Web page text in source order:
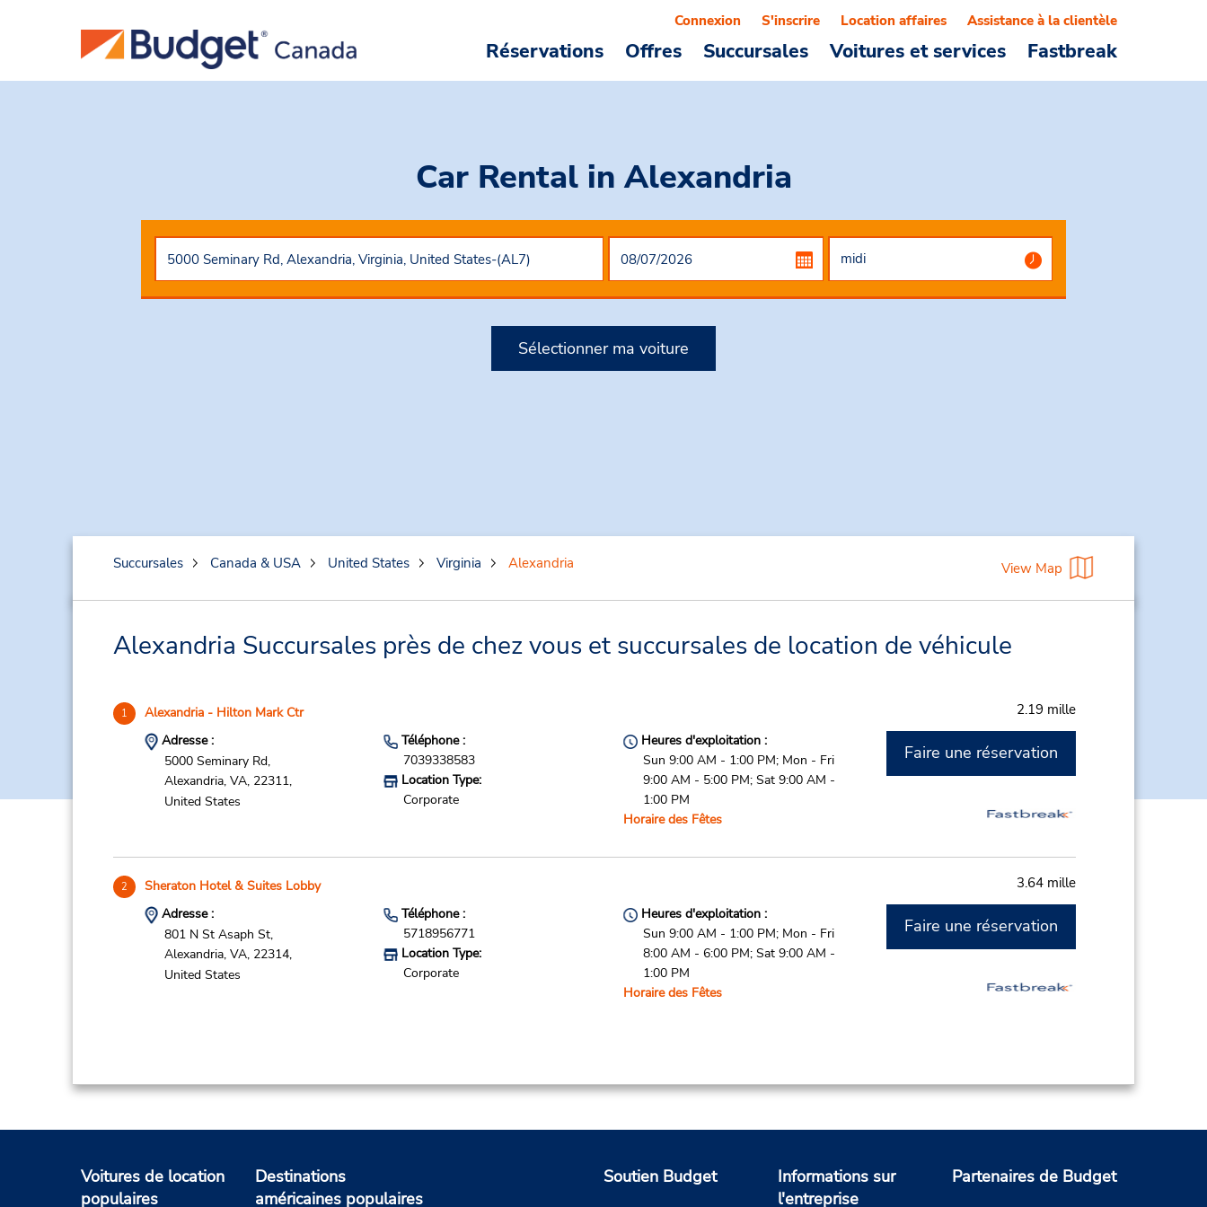
Réservations Offres Succursales Voitures et services Fastbreak
Connexion S'inscrire Location affaires Assistance à la clientèle
Car Rental in Alexandria
Sélectionner ma voiture
Succursales Canada & USA United States Virginia Alexandria View Map
Alexandria Succursales près de chez vous et succursales de location de véhicule
1 Alexandria - Hilton Mark Ctr 2.19 mille
Adresse :
5000 Seminary Rd,
Alexandria, VA, 22311,
United States
Téléphone :
7039338583
Location Type:
Corporate
Heures d'exploitation :
Sun 9:00 AM - 1:00 PM; Mon - Fri
9:00 AM - 5:00 PM; Sat 9:00 AM -
1:00 PM
Horaire des Fêtes
Faire une réservation
2 Sheraton Hotel & Suites Lobby 3.64 mille
Adresse :
801 N St Asaph St,
Alexandria, VA, 22314,
United States
Téléphone :
5718956771
Location Type:
Corporate
Heures d'exploitation :
Sun 9:00 AM - 1:00 PM; Mon - Fri
8:00 AM - 6:00 PM; Sat 9:00 AM -
1:00 PM
Horaire des Fêtes
Faire une réservation
Voitures de location
populaires
Destinations
américaines populaires
Soutien Budget
Informations sur
l'entreprise
Partenaires de Budget